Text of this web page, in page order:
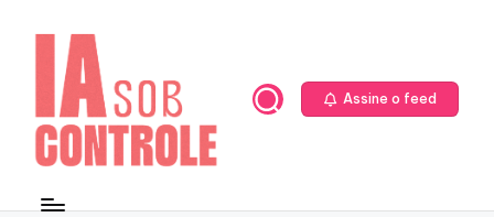
Assine o feed